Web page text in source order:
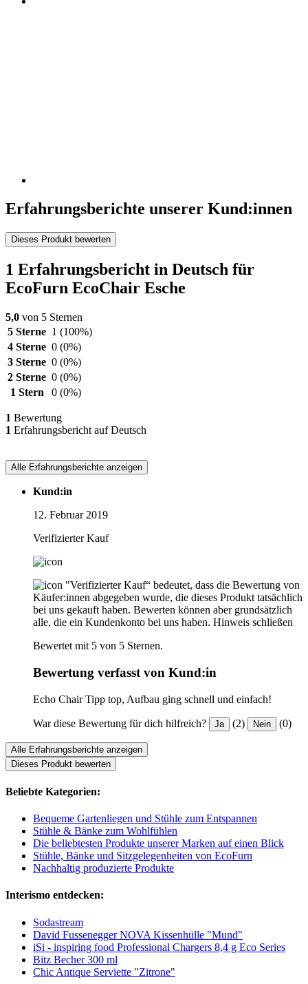
Erfahrungsberichte unserer Kund:innen
Dieses Produkt bewerten
1 Erfahrungsbericht in Deutsch für
EcoFurn EcoChair Esche
5,0 von 5 Sternen
5 Sterne 1 (100%)
4 Sterne 0 (0%)
3 Sterne 0 (0%)
2 Sterne 0 (0%)
1 Stern
0 (0%)
1 Bewertung
1 Erfahrungsbericht auf Deutsch
Alle Erfahrungsberichte anzeigen
Kund:in
12. Februar 2019
Verifizierter Kauf
"Verifizierter Kauf“ bedeutet, dass die Bewertung von
Käufer:innen abgegeben wurde, die dieses Produkt tatsächlich
bei uns gekauft haben. Bewerten können aber grundsätzlich
alle, die ein Kundenkonto bei uns haben. Hinweis schließen
Bewertet mit 5 von 5 Sternen.
Bewertung verfasst von Kund:in
Echo Chair Tipp top, Aufbau ging schnell und einfach!
War diese Bewertung für dich hilfreich? Ja (2) Nein (0)
Alle Erfahrungsberichte anzeigen
Dieses Produkt bewerten
Beliebte Kategorien:
Bequeme Gartenliegen und Stühle zum Entspannen
Stühle & Bänke zum Wohlfühlen
Die beliebtesten Produkte unserer Marken auf einen Blick
Stühle, Bänke und Sitzgelegenheiten von EcoFurn
Nachhaltig produzierte Produkte
Interismo entdecken:
Sodastream
David Fussenegger NOVA Kissenhülle "Mund"
iSi - inspiring food Professional Chargers 8,4 g Eco Series
Bitz Becher 300 ml
Chic Antique Serviette "Zitrone"